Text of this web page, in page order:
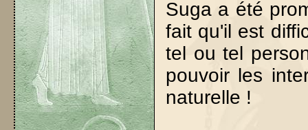
Suga a été
fait qu'il est
tel ou tel
pouvoir les
naturelle !